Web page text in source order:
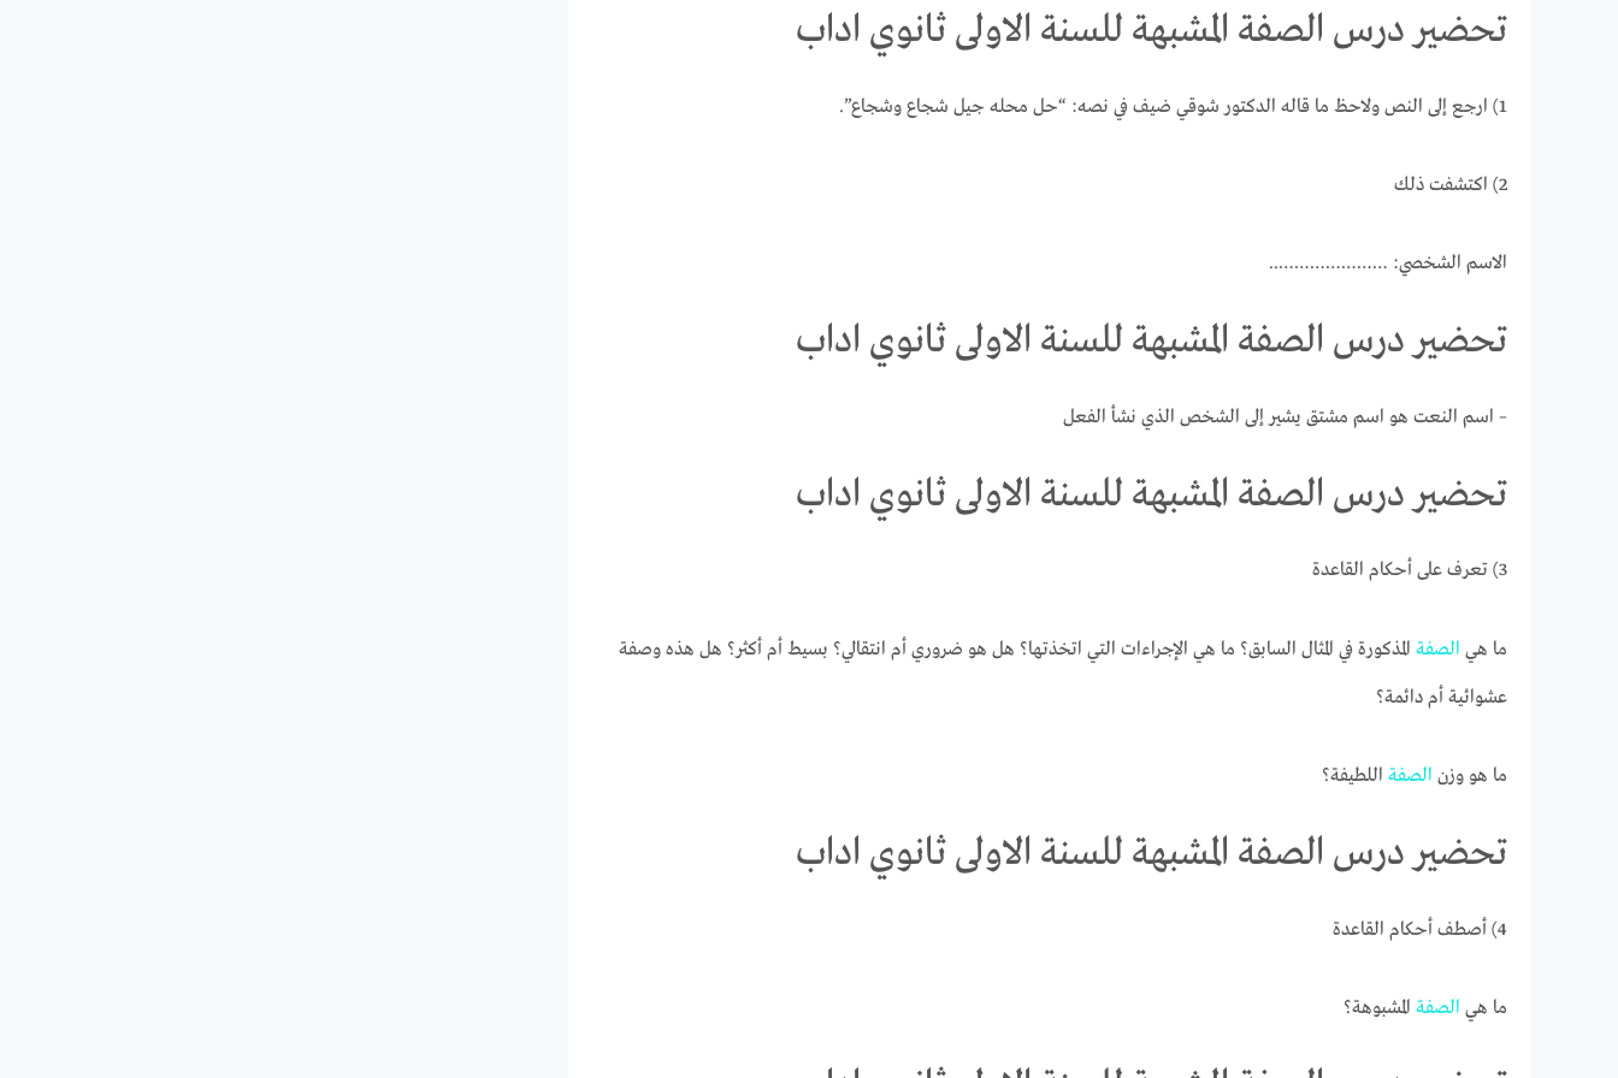
تحضير درس الصفة المشبهة للسنة الاولى ثانوي اداب
1) ارجع إلى النص ولاحظ ما قاله الدكتور شوقي ضيف في نصه: “حل محله جيل شجاع وشجاع”.
2) اكتشفت ذلك
الاسم الشخصي: …………………..
تحضير درس الصفة المشبهة للسنة الاولى ثانوي اداب
– اسم النعت هو اسم مشتق يشير إلى الشخص الذي نشأ الفعل
تحضير درس الصفة المشبهة للسنة الاولى ثانوي اداب
3) تعرف على أحكام القاعدة
ما هي الصفة المذكورة في المثال السابق؟ ما هي الإجراءات التي اتخذتها؟ هل هو ضروري أم انتقالي؟ بسيط أم أكثر؟ هل هذه وصفة
عشوائية أم دائمة؟
ما هو وزن الصفة اللطيفة؟
تحضير درس الصفة المشبهة للسنة الاولى ثانوي اداب
4) أصطف أحكام القاعدة
ما هي الصفة المشبوهة؟